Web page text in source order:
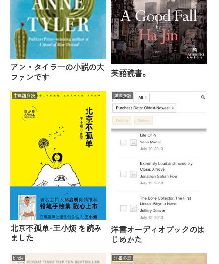
アン・タイラーの小説の大
ファンです
英語読書。
中国語多読
北京不孤单-王小烦 を読み
ました
洋書多読
洋書オーディオブックのは
じめかた
kindle 洋書多読